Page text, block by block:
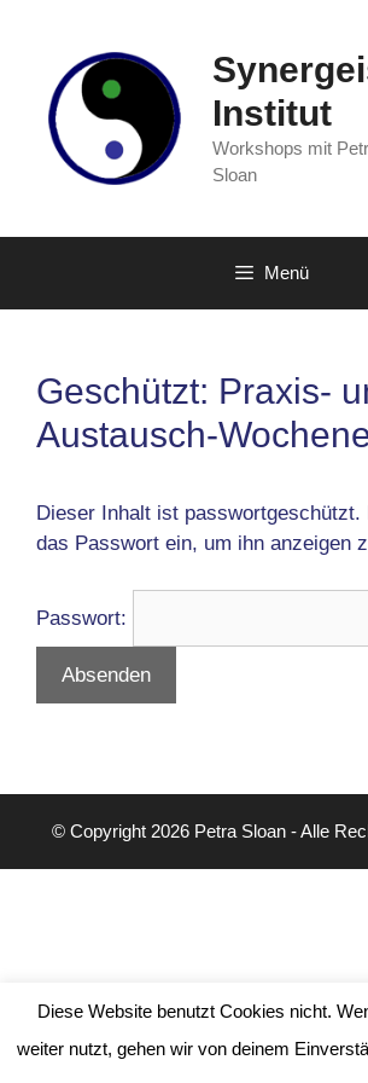
springen
Institut
Workshops mit
Sloan
Menü
Geschützt: Praxis-
Austausch-
Dieser Inhalt ist passwortgeschützt.
das Passwort ein, um ihn anzeigen
Passwort:
© Copyright 2026 Petra Sloan - Alle
Diese Website benutzt Cookies nicht.
weiter nutzt, gehen wir von deinem